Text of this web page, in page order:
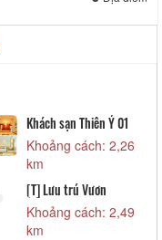
Khách sạn Thiên Ý 01
Khoảng cách: 2,26
km
[T] Lưu trú Vươn
Khoảng cách: 2,49
km